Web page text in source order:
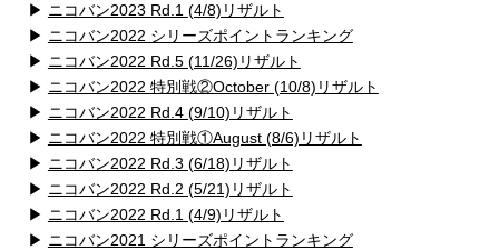
▶ ニコバン2023 Rd.1 (4/8)リザルト
▶ ニコバン2022 シリーズポイントランキング
▶ ニコバン2022 Rd.5 (11/26)リザルト
▶ ニコバン2022 特別戦②October (10/8)リザルト
▶ ニコバン2022 Rd.4 (9/10)リザルト
▶ ニコバン2022 特別戦①August (8/6)リザルト
▶ ニコバン2022 Rd.3 (6/18)リザルト
▶ ニコバン2022 Rd.2 (5/21)リザルト
▶ ニコバン2022 Rd.1 (4/9)リザルト
▶ ニコバン2021 シリーズポイントランキング